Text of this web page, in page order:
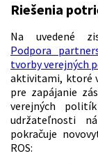
Riešenia
Na uvedené
Podpora
tvorby verejných
aktivitami, ktoré
pre zapájanie
verejných
udržateľnosti
pokračuje
ROS: